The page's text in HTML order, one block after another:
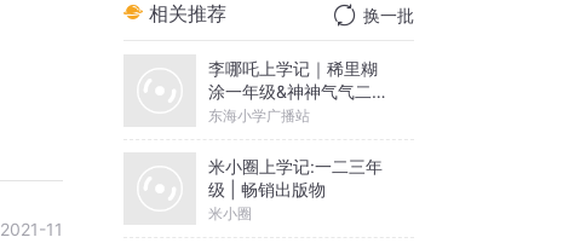
2021-11
相关推荐 换一批
李哪吒上学记｜稀里糊
涂一年级&神神气气二年
级
东海小学广播站
米小圈上学记:一二三年
级 | 畅销出版物
米小圈